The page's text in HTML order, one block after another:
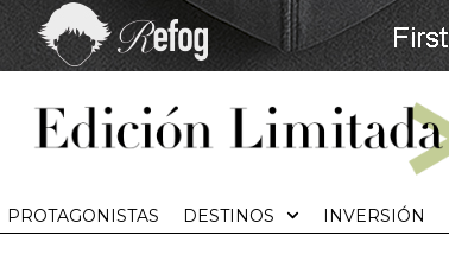
PROTAGONISTAS DESTINOS INVERSIÓN